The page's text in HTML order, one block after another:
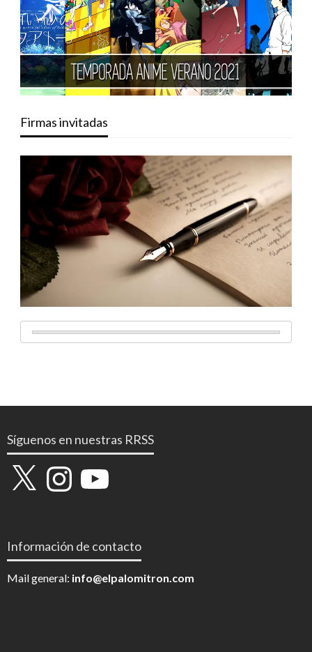
Firmas invitadas
Síguenos en nuestras RRSS
X InstagramYouTube
Información de contacto
Mail general: info@elpalomitron.com